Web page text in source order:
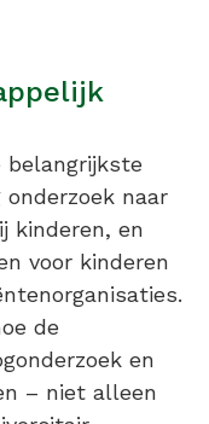
belangrijkste
naar
kinderen, en
voor kinderen
de
en
– niet alleen